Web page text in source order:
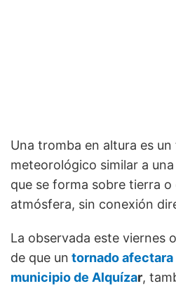
Una tromba en altura es
meteorológico similar a
que se forma sobre tierra o
atmósfera, sin conexión
La observada este viernes
de que un tornado
municipio de Alquízar,